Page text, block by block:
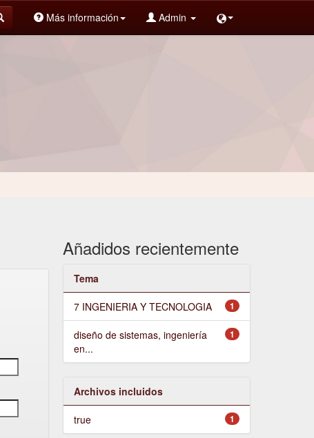
Más información Admin
Añadidos recientemente
Tema
1
7 INGENIERIA Y TECNOLOGIA
1
diseño de sistemas, ingeniería
en...
Archivos incluidos
1
true